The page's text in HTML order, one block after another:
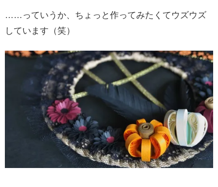
……っていうか、ちょっと作ってみたくてウズウズ
しています（笑）